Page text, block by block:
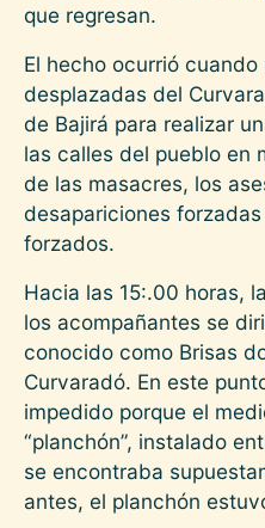
que regresan.
El hecho ocurrió
desplazadas del
de Bajirá para realizar
las calles del pueblo en
de las masacres, los
desapariciones
forzados.
Hacia las 15:.00 horas,
los acompañantes se
conocido como Brisas
Curvaradó. En este
impedido porque el
“planchón”, instalado
se encontraba
antes, el planchón